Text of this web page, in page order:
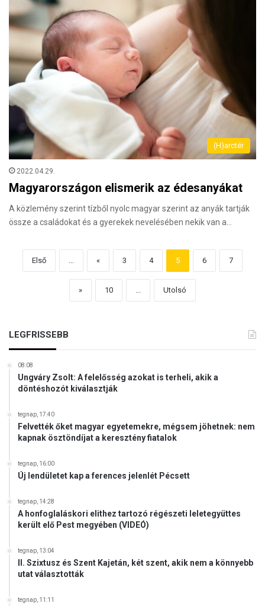
(H)arctér
2022.04.29.
Magyarországon elismerik az édesanyákat
A közlemény szerint tízből nyolc magyar szerint az anyák tartják
össze a családokat és a gyerekek nevelésében nekik van a…
Első « 3 4 5 6 7
» 10 Utolsó
LEGFRISSEBB
08:08
Ungváry Zsolt: A felelősség azokat is terheli, akik a
döntéshozót kiválasztják
tegnap, 17:40
Felvették őket magyar egyetemekre, mégsem jöhetnek: nem
kapnak ösztöndíjat a keresztény fiatalok
tegnap, 16:00
Új lendületet kap a ferences jelenlét Pécsett
tegnap, 14:28
A honfoglaláskori elithez tartozó régészeti leletegyüttes
került elő Pest megyében (VIDEÓ)
tegnap, 13:04
II. Szixtusz és Szent Kajetán, két szent, akik nem a könnyebb
utat választották
tegnap, 11:11